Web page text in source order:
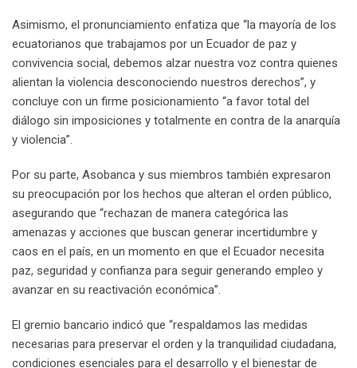
Asimismo, el pronunciamiento enfatiza que “la mayoría de los
ecuatorianos que trabajamos por un Ecuador de paz y
convivencia social, debemos alzar nuestra voz contra quienes
alientan la violencia desconociendo nuestros derechos”, y
concluye con un firme posicionamiento “a favor total del
diálogo sin imposiciones y totalmente en contra de la anarquía
y violencia”.
Por su parte, Asobanca y sus miembros también expresaron
su preocupación por los hechos que alteran el orden público,
asegurando que “rechazan de manera categórica las
amenazas y acciones que buscan generar incertidumbre y
caos en el país, en un momento en que el Ecuador necesita
paz, seguridad y confianza para seguir generando empleo y
avanzar en su reactivación económica”.
El gremio bancario indicó que “respaldamos las medidas
necesarias para preservar el orden y la tranquilidad ciudadana,
condiciones esenciales para el desarrollo y el bienestar de